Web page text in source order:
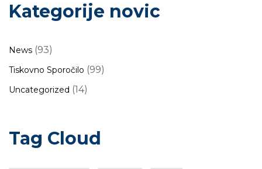
Kategorije novic
News (93)
Tiskovno Sporočilo (99)
Uncategorized (14)
Tag Cloud